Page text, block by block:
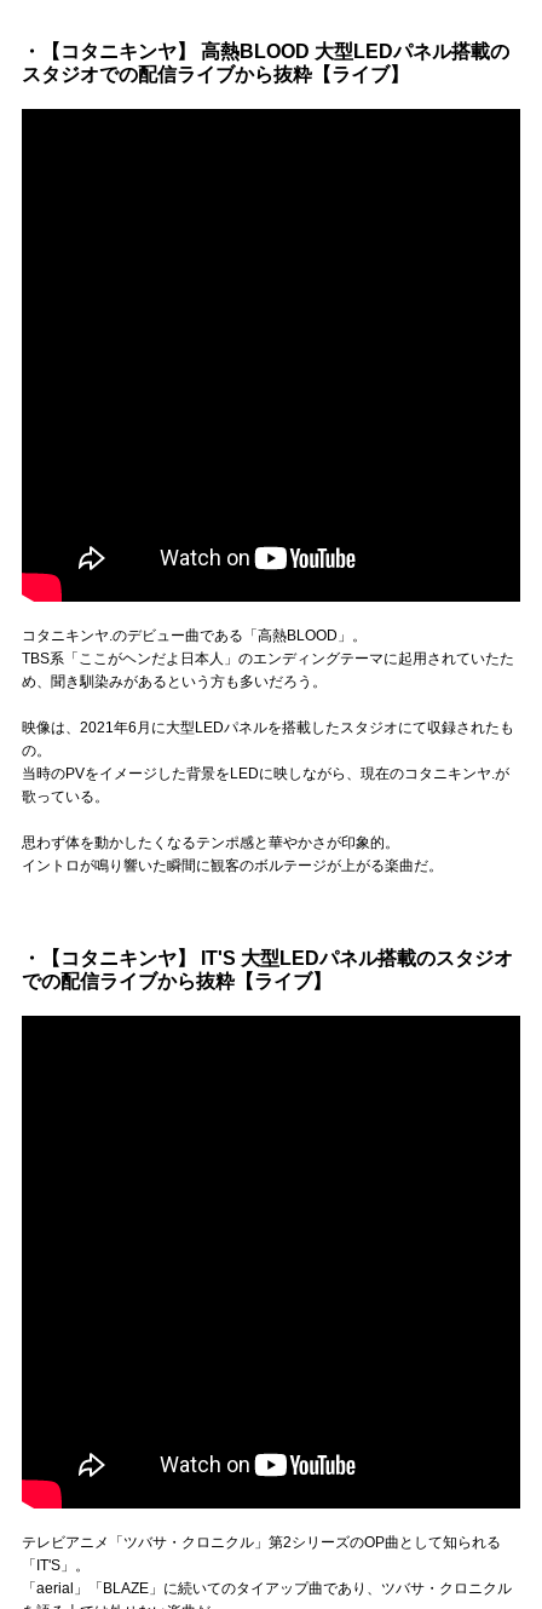
・【コタニキンヤ】 高熱BLOOD 大型LEDパネル搭載の
スタジオでの配信ライブから抜粋【ライブ】
コタニキンヤ.のデビュー曲である「高熱BLOOD」。
TBS系「ここがヘンだよ日本人」のエンディングテーマに起用されていたた
め、聞き馴染みがあるという方も多いだろう。
映像は、2021年6月に大型LEDパネルを搭載したスタジオにて収録されたも
の。
当時のPVをイメージした背景をLEDに映しながら、現在のコタニキンヤ.が
歌っている。
思わず体を動かしたくなるテンポ感と華やかさが印象的。
イントロが鳴り響いた瞬間に観客のボルテージが上がる楽曲だ。
・【コタニキンヤ】 IT'S 大型LEDパネル搭載のスタジオ
での配信ライブから抜粋【ライブ】
テレビアニメ「ツバサ・クロニクル」第2シリーズのOP曲として知られる
「IT'S」。
「aerial」「BLAZE」に続いてのタイアップ曲であり、ツバサ・クロニクル